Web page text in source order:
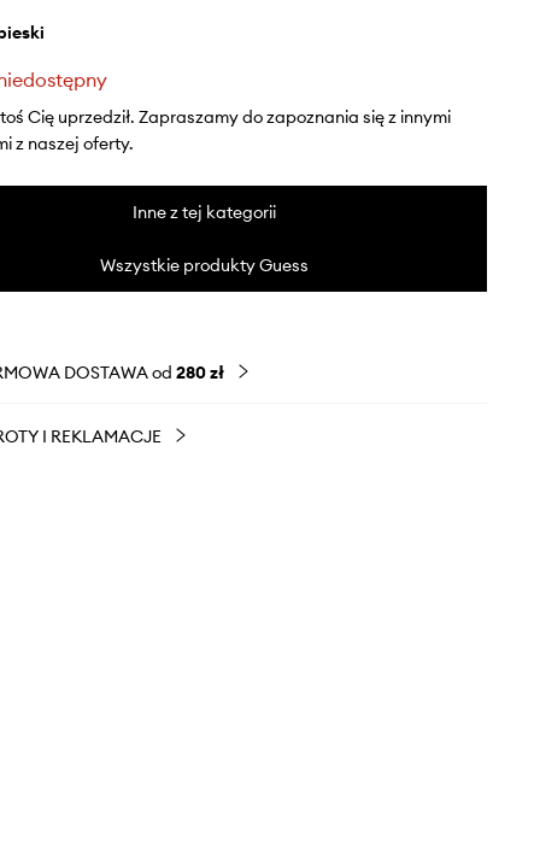
Cię uprzedził. Zapraszamy do zapoznania się z innymi
z naszej oferty.
Inne z tej kategorii
Wszystkie produkty Guess
DOSTAWA od 280 zł
I REKLAMACJE